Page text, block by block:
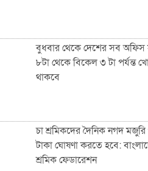
বুধবার থেকে দেশের সব
৮টা থেকে বিকেল ৩ টা পর্যন্ত
থাকবে
চা শ্রমিকদের দৈনিক নগদ
টাকা ঘোষণা করতে হবে:
শ্রমিক ফেডারেশন